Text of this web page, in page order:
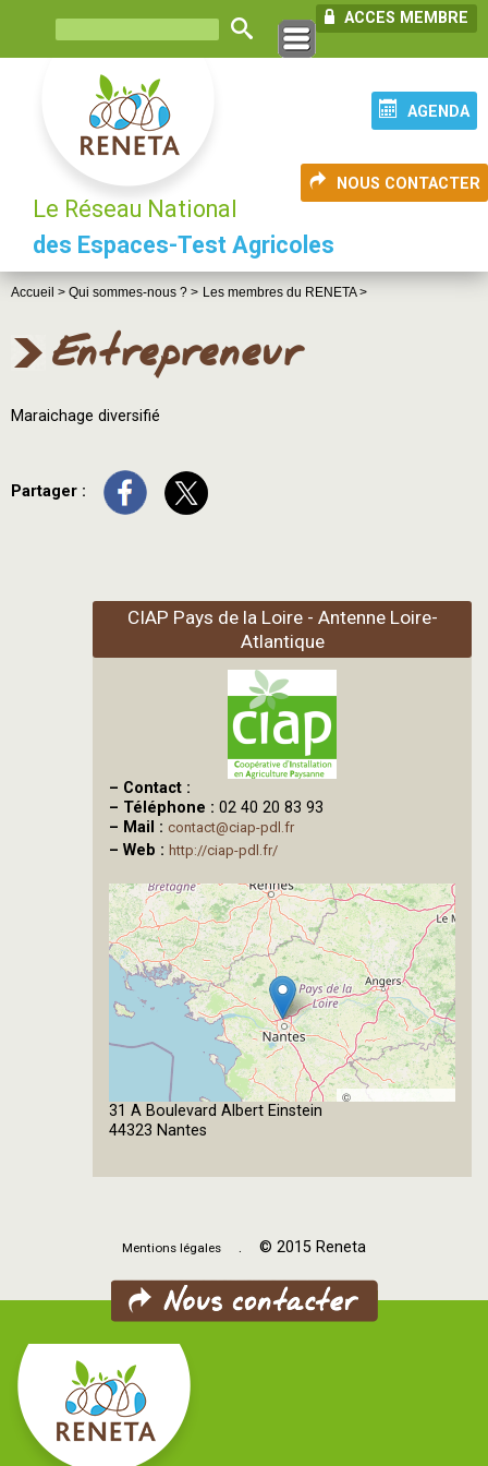
ACCES MEMBRE
AGENDA
NOUS CONTACTER
Le Réseau National
des Espaces-Test Agricoles
Accueil > Qui sommes-nous ? > Les membres du RENETA >
Entrepreneur
Maraichage diversifié
Partager :
CIAP Pays de la Loire - Antenne Loire-
Atlantique
– Contact :
– Téléphone : 02 40 20 83 93
– Mail : contact@ciap-pdl.fr
– Web : http://ciap-pdl.fr/
©
31 A Boulevard Albert Einstein
44323 Nantes
Mentions légales . © 2015 Reneta